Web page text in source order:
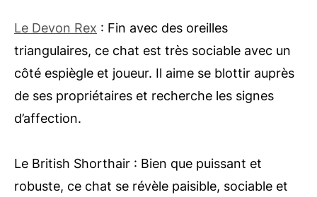
Le Devon Rex : Fin avec des oreilles
triangulaires, ce chat est très sociable avec un
côté espiègle et joueur. Il aime se blottir auprès
de ses propriétaires et recherche les signes
d’affection.
Le British Shorthair : Bien que puissant et
robuste, ce chat se révèle paisible, sociable et